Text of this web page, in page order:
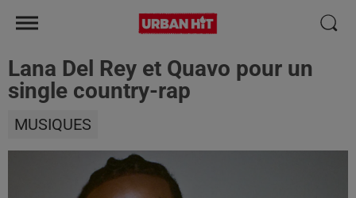
Lana Del Rey et Quavo pour un
single country-rap
MUSIQUES